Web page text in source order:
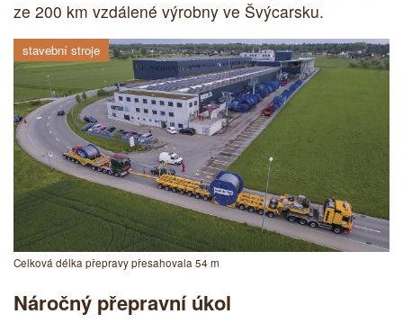
ze 200 km vzdálené výrobny ve Švýcarsku.
stavební stroje
Celková délka přepravy přesahovala 54 m
Náročný přepravní úkol